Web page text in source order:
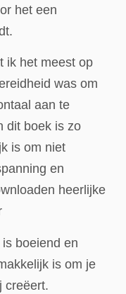
het een
ik het meest op
was om
aan te
dit boek is zo
is om niet
en
heerlijke
boeiend en
is om je
creëert.